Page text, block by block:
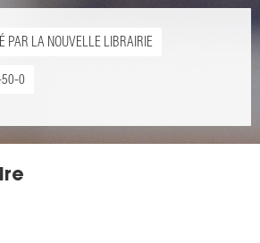
PAR LA NOUVELLE LIBRAIRIE
0